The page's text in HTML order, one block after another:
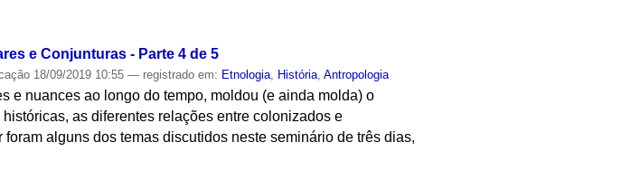
e Conjunturas - Parte 4 de 5
18/09/2019 10:55— registrado em: Etnologia História ,Antropologia
e nuances ao longo do tempo, moldou (e ainda molda) o
as diferentes relações entre colonizados e
alguns dos temas discutidos neste seminário de três dias,